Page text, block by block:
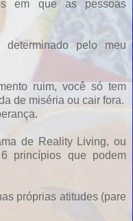
em que as pessoas
pelo meu
ruim, você só tem
de miséria ou cair fora.
de Reality Living, ou
princípios que podem
próprias atitudes (pare